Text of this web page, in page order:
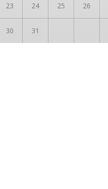
23 24 25 26
30 31